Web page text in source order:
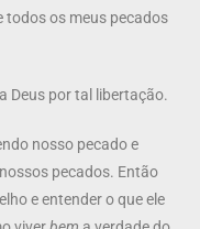
todos os meus pecados
Deus por tal libertação.
nosso pecado e
pecados. Então
e entender o que ele